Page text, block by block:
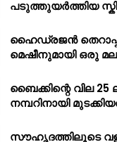
പടുത്തുയർത്തിയ
ഹൈഡ്രജൻ
മെഷീനുമായി ഒരു
ബൈക്കിന്റെ വില 25
നമ്പറിനായി
സൗഹൃദത്തിലൂടെ